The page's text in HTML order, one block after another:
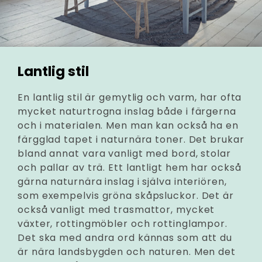
Lantlig stil
En lantlig stil är gemytlig och varm, har ofta
mycket naturtrogna inslag både i färgerna
och i materialen. Men man kan också ha en
färgglad tapet i naturnära toner. Det brukar
bland annat vara vanligt med bord, stolar
och pallar av trä. Ett lantligt hem har också
gärna naturnära inslag i själva interiören,
som exempelvis gröna skåpsluckor. Det är
också vanligt med trasmattor, mycket
växter, rottingmöbler och rottinglampor.
Det ska med andra ord kännas som att du
är nära landsbygden och naturen. Men det